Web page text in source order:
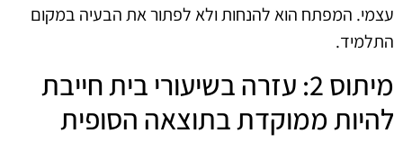
עצמי. המפתח הוא להנחות ולא לפתור את הבעיה במקום
התלמיד.
מיתוס 2: עזרה בשיעורי בית חייבת
להיות ממוקדת בתוצאה הסופית